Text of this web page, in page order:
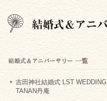
吉田神社結婚式 LST WEDDING
TANAN丹庵